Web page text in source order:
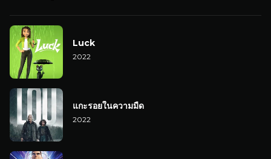
Luck
2022
แกะรอยในความมืด
2022